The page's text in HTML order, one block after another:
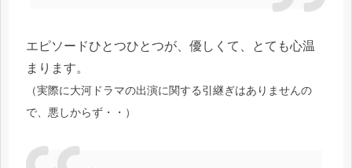
エピソードひとつひとつが、優しくて、とても心温
まります。
（実際に大河ドラマの出演に関する引継ぎはありませんの
で、悪しからず・・）